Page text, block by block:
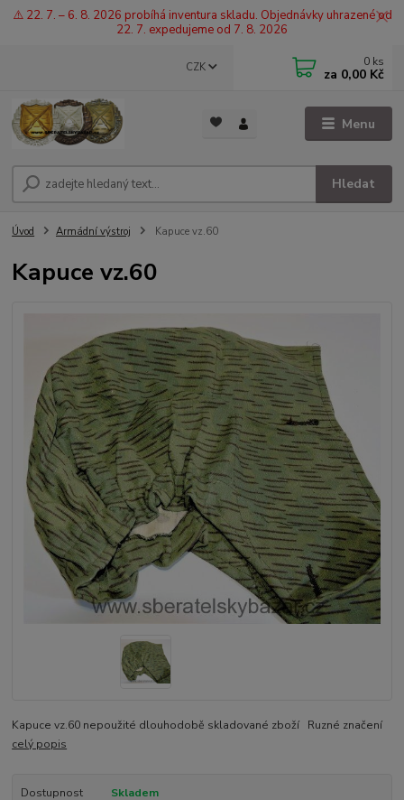
⚠️ 22. 7. – 6. 8. 2026 probíhá inventura skladu. Objednávky uhrazené od
22. 7. expedujeme od 7. 8. 2026
Menu
CZK
Hledat
0 ks
za 0,00 Kč
Úvod Armádní výstroj Kapuce vz.60
Kapuce vz.60
Kapuce vz.60 nepoužité dlouhodobě skladované zboží Ruzné značení
celý popis
Dostupnost Skladem